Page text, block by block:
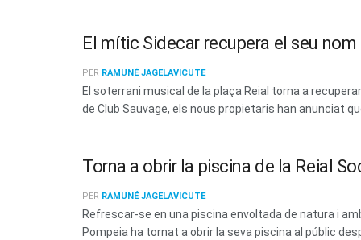
El mític Sidecar recupera el seu
PER RAMUNÉ JAGELAVICUTE
El soterrani musical de la plaça Reial torna a
de Club Sauvage, els nous propietaris han anunciat
Torna a obrir la piscina de la Reial
PER RAMUNÉ JAGELAVICUTE
Refrescar-se en una piscina envoltada de natura i
Pompeia ha tornat a obrir la seva piscina al públic